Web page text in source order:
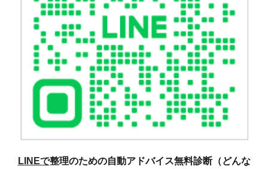
LINEで整理のための自動アドバイス無料診断（どんな